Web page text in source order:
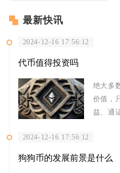
最新快讯
2024-12-16 17:56:12
代币值得投资吗
绝大多
价值，
益、通
2024-12-16 17:56:12
狗狗币的发展前景是什么